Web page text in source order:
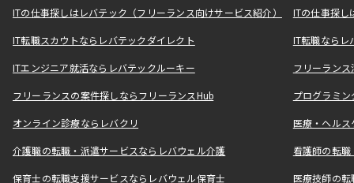
ITの仕事探しはレバテック（フリーランス向けサービス紹介） ITの仕事探
IT転職スカウトならレバテックダイレクト IT転職なら
ITエンジニア就活ならレバテックルーキー フリーラン
フリーランスの案件探しならフリーランスHub プログラミ
オンライン診療ならレバクリ 医療・ヘル
介護職の転職・派遣サービスならレバウェル介護 看護師の転
保育士の転職支援サービスならレバウェル保育士 医療技師の